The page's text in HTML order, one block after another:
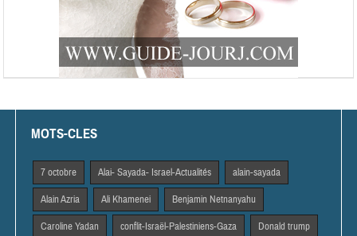
MOTS-CLES
7 octobre Alai- Sayada- Israel-Actualités alain-sayada
Alain Azria Ali Khamenei Benjamin Netnanyahu
Caroline Yadan conflit-Israël-Palestiniens-Gaza Donald trump